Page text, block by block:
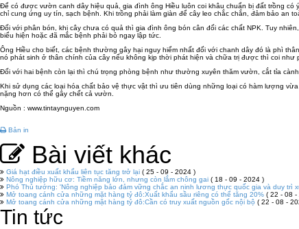
Để có được vườn canh dây hiệu quả, gia đình ông Hiều luôn coi khâu chuẩn bị đất trồng
chỉ cung ứng uy tín, sạch bệnh. Khi trồng phải làm giàn để cây leo chắc chắn, đảm bảo an
Đối với phân bón, khi cây chưa có quả thì gia đình ông bón cân đối các chất NPK. Tuy
biểu hiện hoặc đã mắc bệnh phải bỏ ngay lập tức.
Ông Hiều cho biết, các bệnh thường gây hại nguy hiểm nhất đối với chanh dây đó là phì
nó phát sinh ở thân chính của cây nếu không kịp thời phát hiện và chữa trị được thì coi như
Đối với hai bệnh còn lại thì chú trọng phòng bệnh như thường xuyên thăm vườn, cắt tỉa
Khi sử dụng các loại hóa chất bảo vệ thực vật thì ưu tiên dùng những loại có hàm lượng
nặng hơn có thể gây chết cả vườn.
Nguồn : www.tintaynguyen.com
Bản in
Bài viết khác
Giá hạt điều xuất khẩu liên tục tăng trở lại ( 25 - 09 - 2024 )
Nông nghiệp hữu cơ: Tiềm năng lớn, nhưng còn lắm chông gai ( 18 - 09 - 2024 )
Phó Thủ tướng: 'Nông nghiệp bảo đảm vững chắc an ninh lương thực quốc gia và duy trì
Mở toang cánh cửa những mặt hàng tỷ đô:Xuất khẩu sầu riêng có thể tăng 20% ( 22 - 08 -
Mở toang cánh cửa những mặt hàng tỷ đô:Cần có truy xuất nguồn gốc nội bộ ( 22 - 08 -
Tin tức